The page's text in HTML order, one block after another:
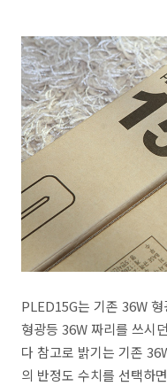
PLED15G는 기존 36W
형광등 36W 짜리를 쓰시
다 참고로 밝기는 기존
의 반정도 수치를 선택하